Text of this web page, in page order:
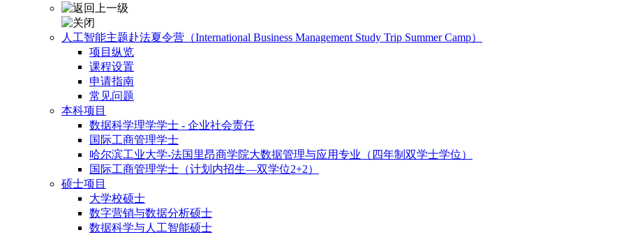
人工智能主题赴法夏令营（International Business Management Study Trip Summer Camp）
项目纵览
课程设置
申请指南
常见问题
本科项目
数据科学理学学士 - 企业社会责任
国际工商管理学士
哈尔滨工业大学-法国里昂商学院大数据管理与应用专业（四年制双学士学位）
国际工商管理学士（计划内招生—双学位2+2）
硕士项目
大学校硕士
数字营销与数据分析硕士
数据科学与人工智能硕士